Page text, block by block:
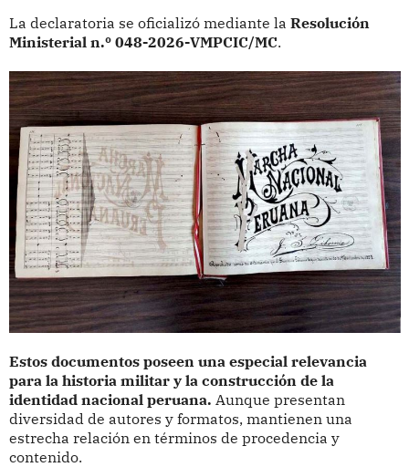
La declaratoria se oficializó mediante la Resolución
Ministerial n.º 048-2026-VMPCIC/MC.
Estos documentos poseen una especial relevancia
para la historia militar y la construcción de la
identidad nacional peruana. Aunque presentan
diversidad de autores y formatos, mantienen una
estrecha relación en términos de procedencia y
contenido.